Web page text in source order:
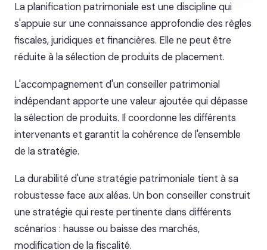
La planification patrimoniale est une discipline qui
s'appuie sur une connaissance approfondie des règles
fiscales, juridiques et financières. Elle ne peut être
réduite à la sélection de produits de placement.
L'accompagnement d'un conseiller patrimonial
indépendant apporte une valeur ajoutée qui dépasse
la sélection de produits. Il coordonne les différents
intervenants et garantit la cohérence de l'ensemble
de la stratégie.
La durabilité d'une stratégie patrimoniale tient à sa
robustesse face aux aléas. Un bon conseiller construit
une stratégie qui reste pertinente dans différents
scénarios : hausse ou baisse des marchés,
modification de la fiscalité.